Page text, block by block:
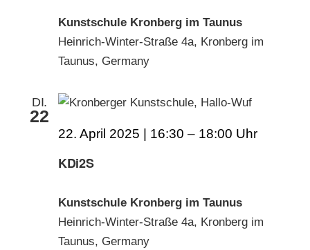
Kunstschule Kronberg im Taunus
Heinrich-Winter-Straße 4a, Kronberg im
Taunus, Germany
DI.
22
KDi2S
22. April 2025 | 16:30 – 18:00
Kunstschule Kronberg im Taunus
Heinrich-Winter-Straße 4a, Kronberg im
Taunus, Germany